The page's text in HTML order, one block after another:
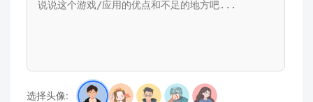
选择头像: